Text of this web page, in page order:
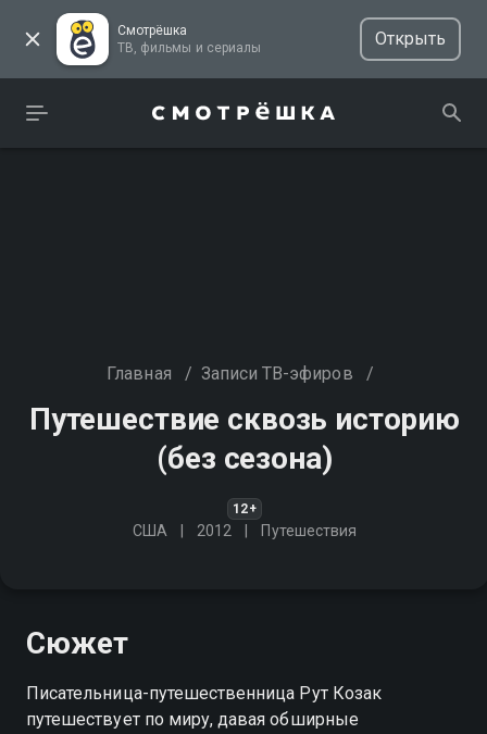
Смотрёшка
ТВ, фильмы и сериалы
Открыть
Главная / Записи ТВ-эфиров /
Путешествие сквозь историю
(без сезона)
12+
США 2012 Путешествия
Сюжет
Писательница-путешественница Рут Козак
путешествует по миру, давая обширные